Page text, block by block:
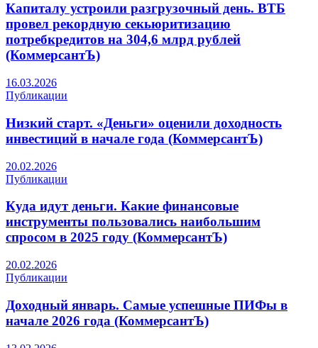
Капиталу устроили разгрузочный день. ВТБ
провел рекордную секьюритизацию
потребкредитов на 304,6 млрд рублей
(КоммерсантЪ)
16.03.2026
Публикации
Низкий старт. «Деньги» оценили доходность
инвестиций в начале года (КоммерсантЪ)
20.02.2026
Публикации
Куда идут деньги. Какие финансовые
инструменты пользовались наибольшим
спросом в 2025 году (КоммерсантЪ)
20.02.2026
Публикации
Доходный январь. Самые успешные ПИФы в
начале 2026 года (КоммерсантЪ)